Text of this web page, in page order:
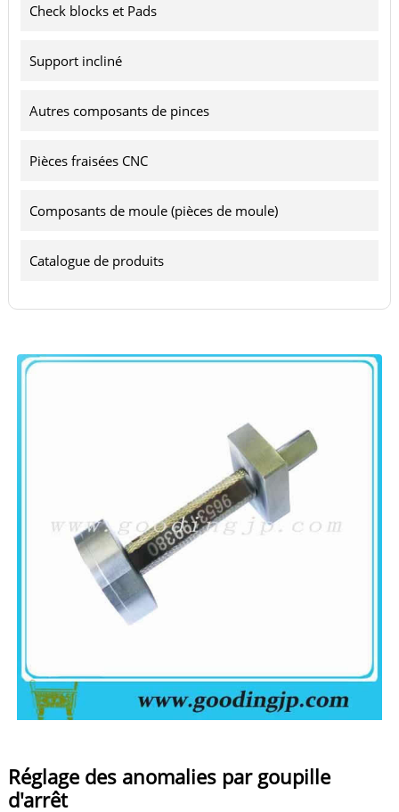
Check blocks et Pads
Support incliné
Autres composants de pinces
Pièces fraisées CNC
Composants de moule (pièces de moule)
Catalogue de produits
Réglage des anomalies par goupille
d'arrêt